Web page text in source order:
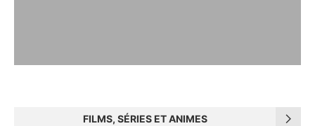
FILMS, SÉRIES ET ANIMES